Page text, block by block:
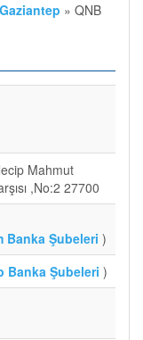
Gaziantep » QNB
Mahmut
,No:2 27700
Banka Şubeleri )
Banka Şubeleri )